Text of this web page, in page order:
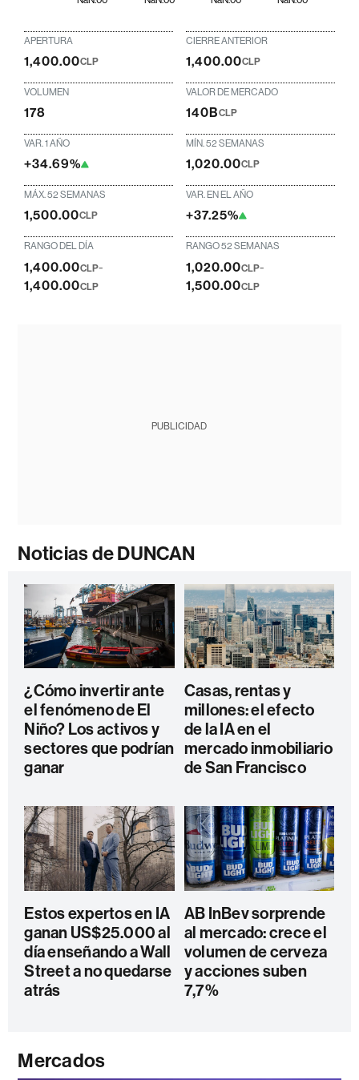
APERTURA
1,400.00CLP
CIERRE ANTERIOR
1,400.00CLP
VOLUMEN
178
VALOR DE MERCADO
140BCLP
VAR. 1 AÑO
+34.69%
MÍN. 52 SEMANAS
1,020.00CLP
MÁX. 52 SEMANAS
1,500.00CLP
VAR. EN EL AÑO
+37.25%
RANGO DEL DÍA
1,400.00CLP-
1,400.00CLP
RANGO 52 SEMANAS
1,020.00CLP-
1,500.00CLP
PUBLICIDAD
Noticias de DUNCAN
¿Cómo invertir ante
el fenómeno de El
Niño? Los activos y
sectores que podrían
ganar
Casas, rentas y
millones: el efecto
de la IA en el
mercado inmobiliario
de San Francisco
Estos expertos en IA
ganan US$25.000 al
día enseñando a Wall
Street a no quedarse
atrás
AB InBev sorprende
al mercado: crece el
volumen de cerveza
y acciones suben
7,7%
Mercados